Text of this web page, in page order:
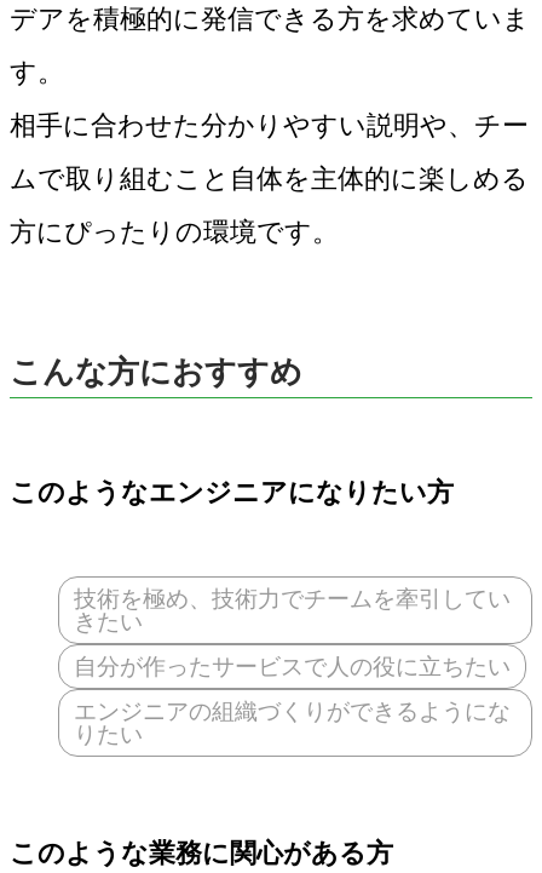
デアを積極的に発信できる方を求めていま
す。
相手に合わせた分かりやすい説明や、チー
ムで取り組むこと自体を主体的に楽しめる
方にぴったりの環境です。
こんな方におすすめ
このようなエンジニアになりたい方
技術を極め、技術力でチームを牽引してい
きたい
自分が作ったサービスで人の役に立ちたい
エンジニアの組織づくりができるようにな
りたい
このような業務に関心がある方